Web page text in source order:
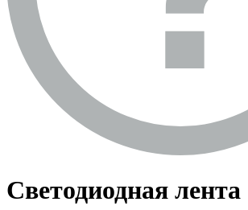
Светодиодная лента